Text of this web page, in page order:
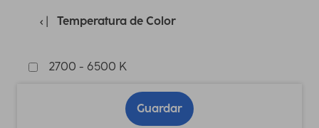
Temperatura de Color
2700 - 6500 K
Guardar